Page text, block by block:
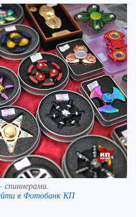
спиннерами.
в Фотобанк КП